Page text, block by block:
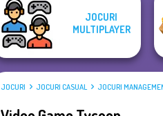
JOCURI
MULTIPLAYER
JOCURI JOCURI CASUAL JOCURI